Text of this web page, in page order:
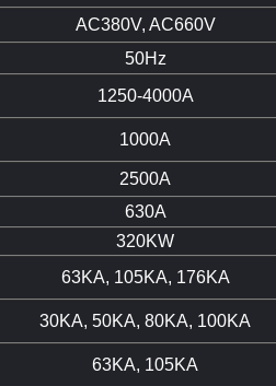
AC380V, AC660V
50Hz
1250-4000A
1000A
2500A
630A
320KW
63KA, 105KA, 176KA
30KA, 50KA, 80KA, 100KA
63KA, 105KA